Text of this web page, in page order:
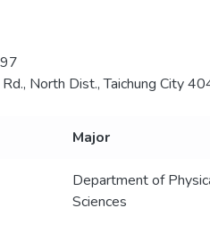
North Dist., Taichung City
Major
Department of
Sciences